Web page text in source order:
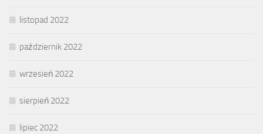
listopad 2022
październik 2022
wrzesień 2022
sierpień 2022
lipiec 2022